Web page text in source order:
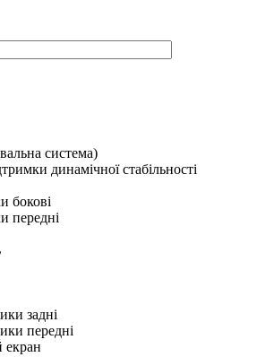
система)
динамічної стабільності
бокові
передні
задні
передні
екран